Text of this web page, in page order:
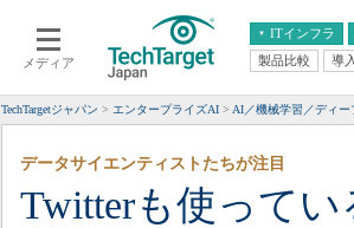
メディア
ITインフラ
クラウド
スマートモバイル
ネットワーク
エンタープライズAI
ERP
CX
情報系システム
製品比較 導
TechTargetジャパン エンタープライズAI AI／機械学習／ディー
Twitterも使ってい
データサイエンティストたちが注目